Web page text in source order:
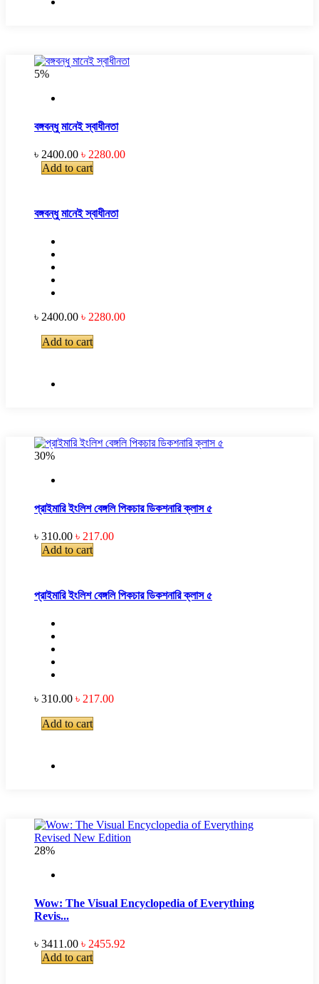
5%
বঙ্গবন্ধু মানেই স্বাধীনতা
৳ 2400.00 ৳ 2280.00
Add to cart
বঙ্গবন্ধু মানেই স্বাধীনতা
৳ 2400.00 ৳ 2280.00
Add to cart
30%
প্রাইমারি ইংলিশ বেঙ্গলি পিকচার ডিকশনারি ক্লাস ৫
৳ 310.00 ৳ 217.00
Add to cart
প্রাইমারি ইংলিশ বেঙ্গলি পিকচার ডিকশনারি ক্লাস ৫
৳ 310.00 ৳ 217.00
Add to cart
28%
Wow: The Visual Encyclopedia of Everything
Revis...
৳ 3411.00 ৳ 2455.92
Add to cart